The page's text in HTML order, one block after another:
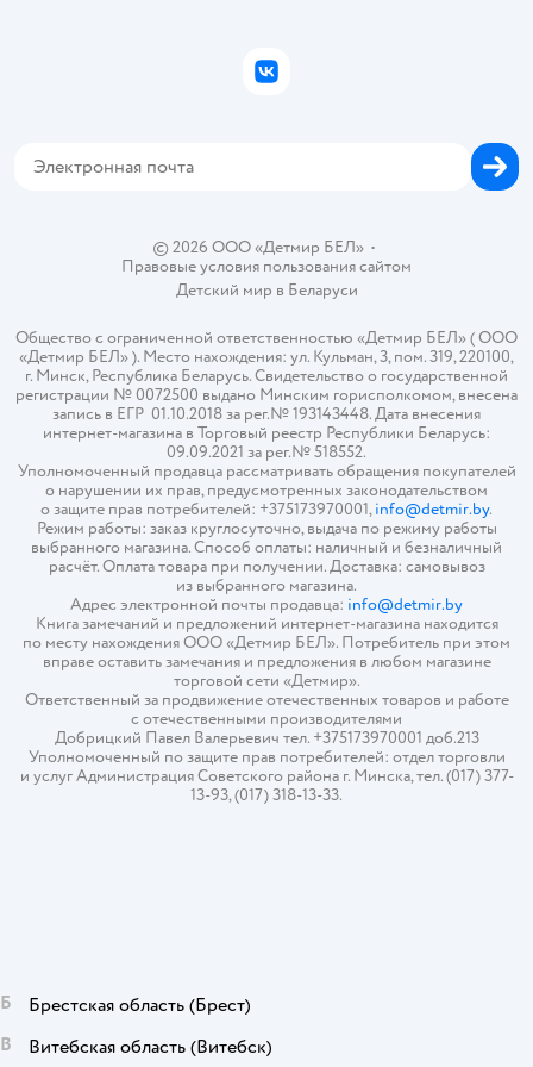
Политика использования файлов cookie
Бонусные карты
© 2026 ООО «Детмир БЕЛ»•
Правовые условия пользования сайтом
Детский мир в Беларуси
Общество с ограниченной ответственностью «Детмир БЕЛ» ( ООО
«Детмир БЕЛ» ). Место нахождения: ул. Кульман, 3, пом. 319, 220100,
г. Минск, Республика Беларусь. Свидетельство о государственной
регистрации № 0072500 выдано Минским горисполкомом, внесена
запись в ЕГР 01.10.2018 за рег.№ 193143448. Дата внесения
интернет-магазина в Торговый реестр Республики Беларусь:
09.09.2021 за рег.№ 518552.
Уполномоченный продавца рассматривать обращения покупателей
о нарушении их прав, предусмотренных законодательством
о защите прав потребителей: +375173970001,info@detmir.by.
Режим работы: заказ круглосуточно, выдача по режиму работы
выбранного магазина. Способ оплаты: наличный и безналичный
расчёт. Оплата товара при получении. Доставка: самовывоз
из выбранного магазина.
Адрес электронной почты продавца: info@detmir.by
Книга замечаний и предложений интернет-магазина находится
по месту нахождения ООО «Детмир БЕЛ». Потребитель при этом
вправе оставить замечания и предложения в любом магазине
торговой сети «Детмир».
Ответственный за продвижение отечественных товаров и работе
с отечественными производителями
Добрицкий Павел Валерьевич тел. +375173970001 доб.213
Уполномоченный по защите прав потребителей: отдел торговли
и услуг Администрация Советского района г. Минска, тел. (017) 377-
13-93, (017) 318-13-33.
ВКонтакте
Б Брестская область (Брест)
В
Витебская область (Витебск)